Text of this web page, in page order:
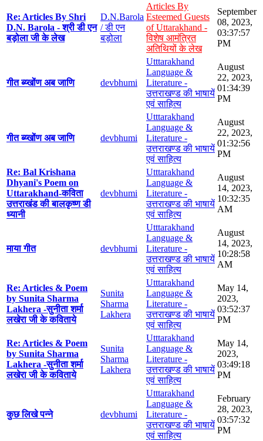
Re: Articles By Shri
D.N. Barola - श्री डी एन
बड़ोला जी के लेख
D.N.Barola
/ डी एन
बड़ोला
Articles By
Esteemed Guests
of Uttarakhand -
विशेष आमंत्रित
अतिथियों के लेख
September
08, 2023,
03:37:57
PM
गीत ब्य्खोंण अब जाणि devbhumi
Utttarakhand
Language &
Literature -
उत्तराखण्ड की भाषायें
एवं साहित्य
August
22, 2023,
01:34:39
PM
गीत ब्य्खोंण अब जाणि devbhumi
Utttarakhand
Language &
Literature -
उत्तराखण्ड की भाषायें
एवं साहित्य
August
22, 2023,
01:32:56
PM
Re: Bal Krishana
Dhyani's Poem on
Uttarakhand-कविता
उत्तराखंड की बालकृष्ण डी
ध्यानी
devbhumi
Utttarakhand
Language &
Literature -
उत्तराखण्ड की भाषायें
एवं साहित्य
August
14, 2023,
10:32:35
AM
माया गीत devbhumi
Utttarakhand
Language &
Literature -
उत्तराखण्ड की भाषायें
एवं साहित्य
August
14, 2023,
10:28:58
AM
Re: Articles & Poem
by Sunita Sharma
Lakhera -सुनीता शर्मा
लखेरा जी के कविताये
Sunita
Sharma
Lakhera
Utttarakhand
Language &
Literature -
उत्तराखण्ड की भाषायें
एवं साहित्य
May 14,
2023,
03:52:37
PM
Re: Articles & Poem
by Sunita Sharma
Lakhera -सुनीता शर्मा
लखेरा जी के कविताये
Sunita
Sharma
Lakhera
Utttarakhand
Language &
Literature -
उत्तराखण्ड की भाषायें
एवं साहित्य
May 14,
2023,
03:49:18
PM
कुछ लिखे पन्ने devbhumi
Utttarakhand
Language &
Literature -
उत्तराखण्ड की भाषायें
एवं साहित्य
February
28, 2023,
03:57:32
PM